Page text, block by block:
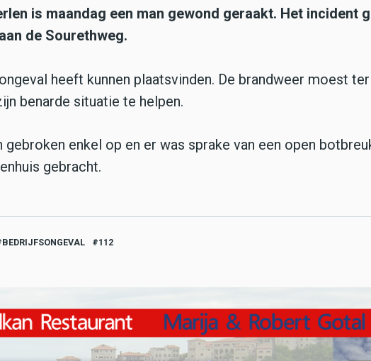
is maandag een man gewond geraakt. Het incident
de Sourethweg.
heeft kunnen plaatsvinden. De brandweer moest
benarde situatie te helpen.
gebroken enkel op en er was sprake van een open
gebracht.
BEDRIJFSONGEVAL 112